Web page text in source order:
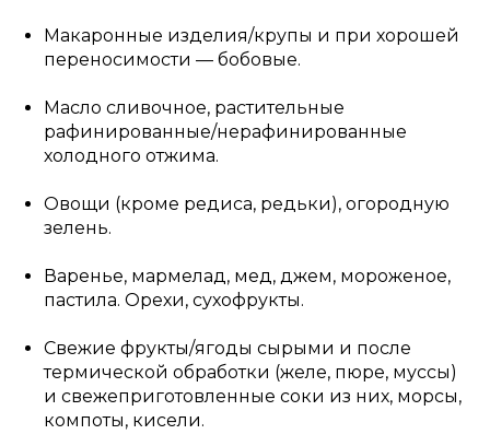
Макаронные изделия/крупы и при хорошей
переносимости — бобовые.
Масло сливочное, растительные
рафинированные/нерафинированные
холодного отжима.
Овощи (кроме редиса, редьки), огородную
зелень.
Варенье, мармелад, мед, джем, мороженое,
пастила. Орехи, сухофрукты.
Свежие фрукты/ягоды сырыми и после
термической обработки (желе, пюре, муссы)
и свежеприготовленные соки из них, морсы,
компоты, кисели.